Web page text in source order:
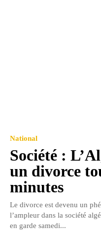
National
Société :
un divorce
minutes
Le divorce est devenu un
l’ampleur dans la société
en garde samedi...